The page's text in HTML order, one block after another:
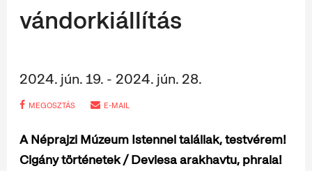
vándorkiállítás
2024. jún. 19. - 2024. jún. 28.
MEGOSZTÁS E-MAIL
A Néprajzi Múzeum Istennel talállak, testvérem!
Cigány történetek / Devlesa arakhavtu, phrala!